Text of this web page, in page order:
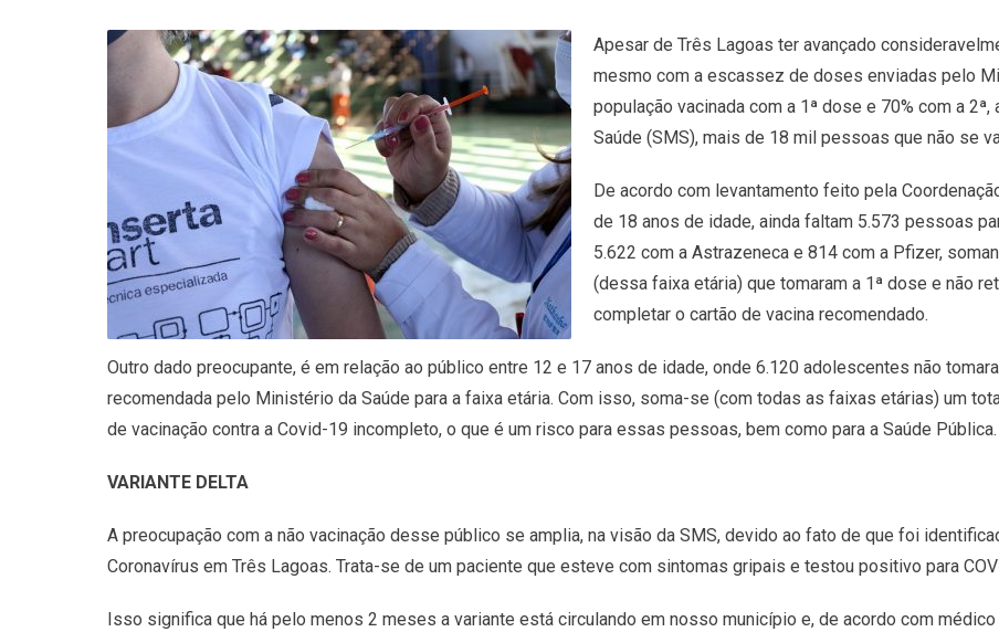
Apesar de Três Lagoas ter avançado
mesmo com a escassez de doses enviadas pelo
população vacinada com a 1ª dose e 70% com a
Saúde (SMS), mais de 18 mil pessoas que não se
De acordo com levantamento feito pela
de 18 anos de idade, ainda faltam 5.573 pessoas
5.622 com a Astrazeneca e 814 com a Pfizer,
(dessa faixa etária) que tomaram a 1ª dose e não
completar o cartão de vacina recomendado.
Outro dado preocupante, é em relação ao público entre 12 e 17 anos de idade, onde 6.120 adolescentes não
recomendada pelo Ministério da Saúde para a faixa etária. Com isso, soma-se (com todas as faixas etárias) um
de vacinação contra a Covid-19 incompleto, o que é um risco para essas pessoas, bem como para a Saúde Pública.
VARIANTE DELTA
A preocupação com a não vacinação desse público se amplia, na visão da SMS, devido ao fato de que foi
Coronavírus em Três Lagoas. Trata-se de um paciente que esteve com sintomas gripais e testou positivo para
Isso significa que há pelo menos 2 meses a variante está circulando em nosso município e, de acordo com